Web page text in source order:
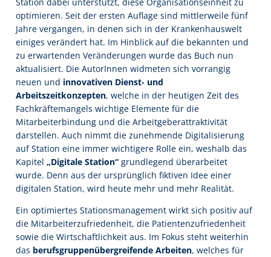
optimieren. Seit der ersten Auflage sind mittlerweile fünf
Jahre vergangen, in denen sich in der Krankenhauswelt
einiges verändert hat. Im Hinblick auf die bekannten und
zu erwartenden Veränderungen wurde das Buch nun
aktualisiert. Die AutorInnen widmeten sich vorrangig
neuen und innovativen Dienst- und
Arbeitszeitkonzepten, welche in der heutigen Zeit des
Fachkräftemangels wichtige Elemente für die
Mitarbeiterbindung und die Arbeitgeberattraktivität
darstellen. Auch nimmt die zunehmende Digitalisierung
auf Station eine immer wichtigere Rolle ein, weshalb das
Kapitel „Digitale Station“ grundlegend überarbeitet
wurde. Denn aus der ursprünglich fiktiven Idee einer
digitalen Station, wird heute mehr und mehr Realität.
Ein optimiertes Stationsmanagement wirkt sich positiv auf
die Mitarbeiterzufriedenheit, die Patientenzufriedenheit
sowie die Wirtschaftlichkeit aus. Im Fokus steht weiterhin
das berufsgruppenübergreifende Arbeiten, welches für